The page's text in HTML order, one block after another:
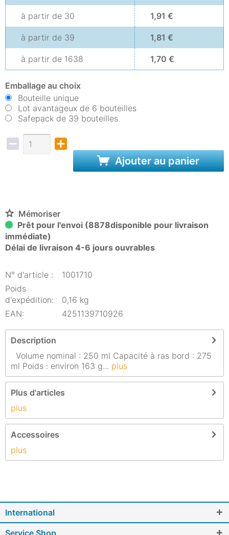
à partir de 30 1,91 €
à partir de 39 1,81 €
à partir de 1638 1,70 €
Emballage au choix
Bouteille unique
Lot avantageux de 6 bouteilles
Safepack de 39 bouteilles
Ajouter au panier
Mémoriser
Prêt pour l'envoi (8878disponible pour livraison
immédiate)
Délai de livraison 4-6 jours ouvrables
N° d'article :
1001710
Poids
d'expédition:
0,16 kg
EAN:
4251139710926
Description
Volume nominal : 250 ml Capacité à ras bord : 275
ml Poids : environ 163 g... plus
Plus d'articles
plus
Accessoires
plus
International
Service Shop